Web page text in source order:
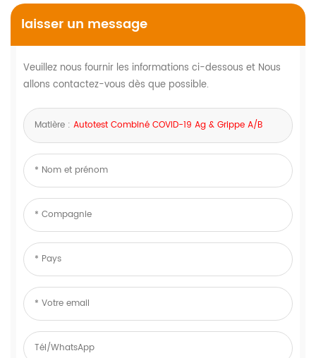
laisser un message
Veuillez nous fournir les informations ci-dessous et Nous
allons contactez-vous dès que possible.
Matière : Autotest Combiné COVID-19 Ag & Grippe A/B